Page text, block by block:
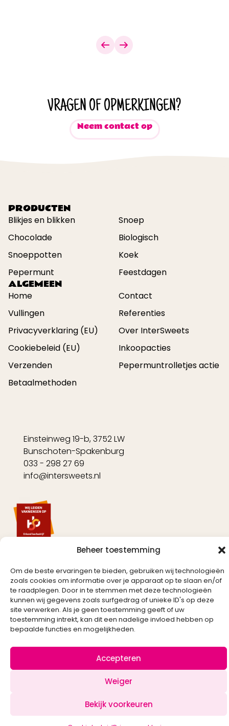
Beheer toestemming
Om de beste ervaringen te bieden, gebruiken wij technologieën
zoals cookies om informatie over je apparaat op te slaan en/of
te raadplegen. Door in te stemmen met deze technologieën
kunnen wij gegevens zoals surfgedrag of unieke ID's op deze
site verwerken. Als je geen toestemming geeft of uw
toestemming intrekt, kan dit een nadelige invloed hebben op
bepaalde functies en mogelijkheden.
Accepteren
Weiger
Bekijk voorkeuren
VRAGEN OF OPMERKINGEN?
Neem contact op
PRODUCTEN
Blikjes en blikken
Snoep
Chocolade
Biologisch
Snoeppotten
Koek
Pepermunt
Feestdagen
ALGEMEEN
Home
Contact
Vullingen
Referenties
Privacyverklaring (EU)
Over InterSweets
Cookiebeleid (EU)
Inkoopacties
Verzenden
Pepermuntrolletjes actie
Betaalmethoden
Einsteinweg 19-b, 3752 LW
Bunschoten-Spakenburg
033 - 298 27 69
info@intersweets.nl
Created by
accepteren en deze inhoud in te
schakelen